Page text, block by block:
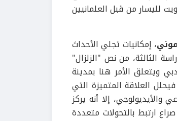
لليسار من قبل العلمانيين
، إمكانيات تجلي الأحداث
الثالثة، من نص "الزلزال"
ويتعلق الأمر هنا بمدينة
العلاقة المتميزة التي
إلا أنه يركز
ارتبط بالتحولات متعددة